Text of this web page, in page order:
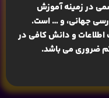
در زمینهآموزش
جهانی، و … است.
اطلاعات و دانش کافی در
ضروری می باشد.